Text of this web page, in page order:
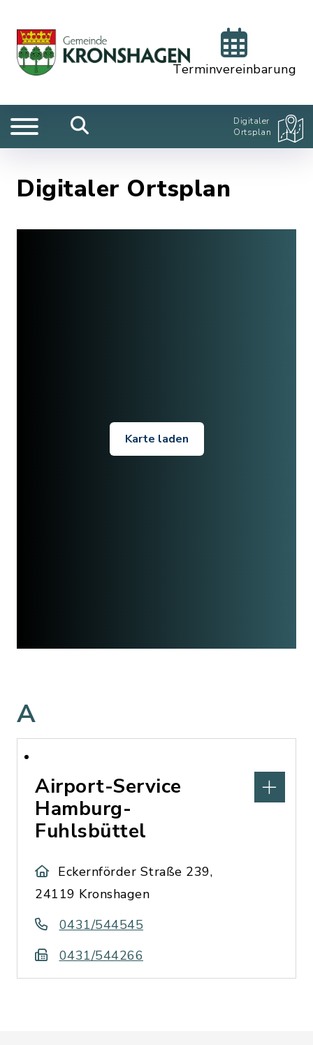
Terminvereinbarung
Digitaler
Ortsplan
Digitaler Ortsplan
Karte laden
A
Airport-Service
Hamburg-
Fuhlsbüttel
Eckernförder Straße 239,
24119 Kronshagen
0431/544545
0431/544266